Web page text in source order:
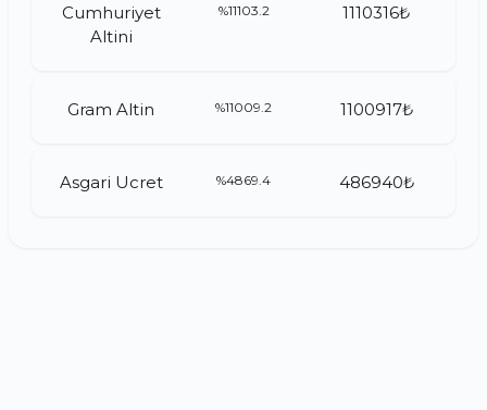
Cumhuriyet
Altini
%11103.2 1110316₺
Gram Altin %11009.2 1100917₺
Asgari Ucret %4869.4 486940₺